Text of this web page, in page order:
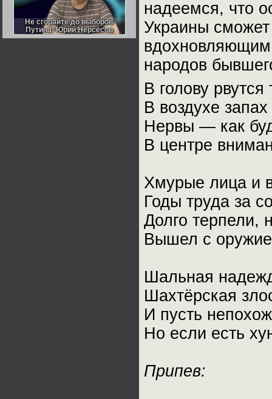
Германии:
парламентская
демократия или
диктатура
пролетариата?
Деятельность
Не сгорайте до выборов
Путина! Юрий Нерсесов
Не сгорайте до выборов
Путина! Юрий Нерсесов
надеемся, что
Украины сможет
народов
В голову
В воздухе
Нервы — как
В центре
Хмурые лица и
Годы труда за
Долго терпели,
Вышел с
Шальная
Шахтёрская
И пусть
Но если есть
Припев: